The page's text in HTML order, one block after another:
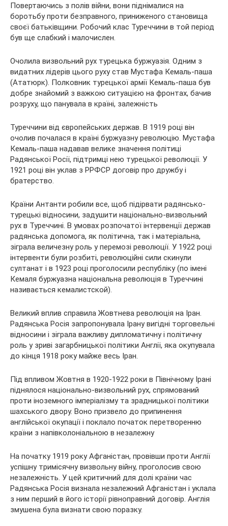
Повертаючись з полів війни, вони піднімалися на
боротьбу проти безправного, приниженого становища
своєї батьківщини. Робочий клас Туреччини в той період
був ще слабкий і малочислен.
Очолила визвольний рух турецька буржуазія. Одним з
видатних лідерів цього руху став Мустафа Кемаль-паша
(Ататюрк). Полковник турецької армії Кемаль-паша був
добре знайомий з важкою ситуацією на фронтах, бачив
розруху, що панувала в країні, залежність
Туреччини від європейських держав. В 1919 році він
очолив почалася в країні буржуазну революцію. Мустафа
Кемаль-паша надавав велике значення політиці
Радянської Росії, підтримці нею турецької революції. У
1921 році він уклав з РРФСР договір про дружбу і
братерство.
Країни Антанти робили все, щоб підірвати радянсько-
турецькі відносини, задушити національно-визвольний
рух в Туреччині. В умовах розпочатої інтервенції держав
радянська допомога, як політична, так і матеріальна,
зіграла величезну роль у перемозі революції. У 1922 році
інтервенти були розбиті, революційні сили скинули
султанат і в 1923 році проголосили республіку (по імені
Кемаля буржуазна національна революція в Туреччині
називається кемалистской).
Великий вплив справила Жовтнева революція на Іран.
Радянська Росія запропонувала Ірану вигідні торговельні
відносини і зіграла важливу дипломатичну і політичну
роль у зриві загарбницької політики Англії, яка окупувала
до кінця 1918 року майже весь Іран.
Під впливом Жовтня в 1920-1922 роки в Північному Ірані
піднялося національно-визвольний рух, спрямований
проти іноземного імперіалізму та зрадницької політики
шахського двору. Воно призвело до припинення
англійської окупації і поклало початок перетворенню
країни з напівколоніальною в незалежну
На початку 1919 року Афганістан, провівши проти Англії
успішну тримісячну визвольну війну, проголосив свою
незалежність. У цей критичний для долі країни час
Радянська Росія визнала незалежний Афганістан і уклала
з ним перший в його історії рівноправний договір. Англія
змушена була визнати свою поразку.